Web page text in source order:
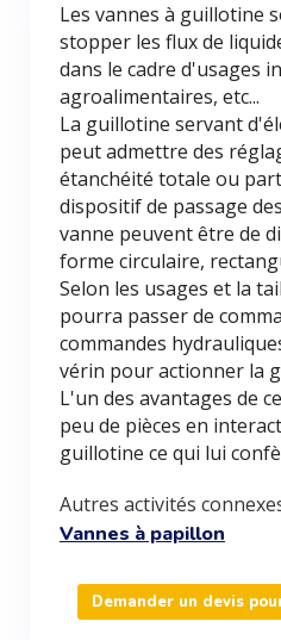
Les vannes à guillotine
stopper les flux de
dans le cadre d'usages
agroalimentaires, etc...
La guillotine servant
peut admettre des
étanchéité totale ou
dispositif de passage
vanne peuvent être de
forme circulaire,
Selon les usages et la
pourra passer de
commandes
vérin pour actionner la
L'un des avantages de
peu de pièces en
guillotine ce qui lui
Autres activités
Vannes à papillon
Demander un devis